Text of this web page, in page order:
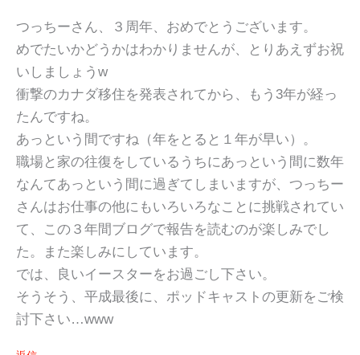
つっちーさん、３周年、おめでとうございます。
めでたいかどうかはわかりませんが、とりあえずお祝
いしましょうw
衝撃のカナダ移住を発表されてから、もう3年が経っ
たんですね。
あっという間ですね（年をとると１年が早い）。
職場と家の往復をしているうちにあっという間に数年
なんてあっという間に過ぎてしまいますが、つっちー
さんはお仕事の他にもいろいろなことに挑戦されてい
て、この３年間ブログで報告を読むのが楽しみでし
た。また楽しみにしています。
では、良いイースターをお過ごし下さい。
そうそう、平成最後に、ポッドキャストの更新をご検
討下さい…www